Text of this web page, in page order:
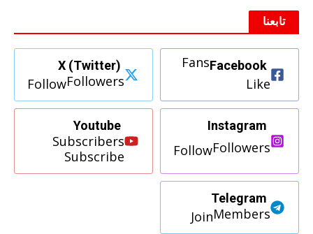
تابعنا
Facebook
Fans
Like
X (Twitter)
Followers
Follow
Instagram
Followers
Follow
Youtube
Subscribers
Subscribe
Telegram
Members
Join